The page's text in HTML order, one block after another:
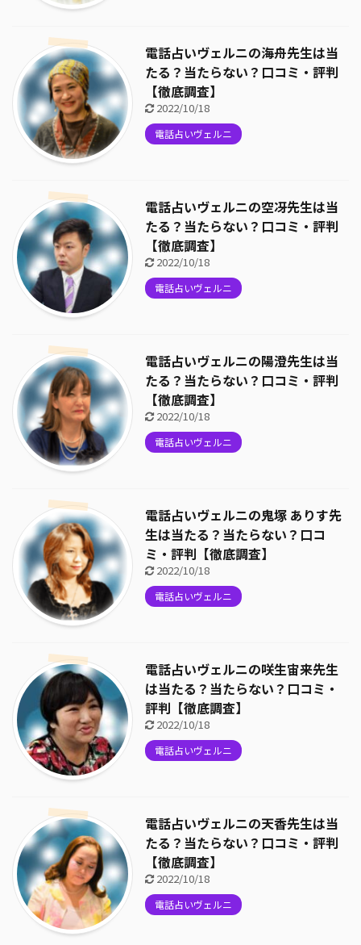
電話占いヴェルニの海舟先生は当
たる？当たらない？口コミ・評判
【徹底調査】
2022/10/18
電話占いヴェルニ
電話占いヴェルニの空冴先生は当
たる？当たらない？口コミ・評判
【徹底調査】
2022/10/18
電話占いヴェルニ
電話占いヴェルニの陽澄先生は当
たる？当たらない？口コミ・評判
【徹底調査】
2022/10/18
電話占いヴェルニ
電話占いヴェルニの鬼塚 ありす先
生は当たる？当たらない？口コ
ミ・評判【徹底調査】
2022/10/18
電話占いヴェルニ
電話占いヴェルニの咲生宙来先生
は当たる？当たらない？口コミ・
評判【徹底調査】
2022/10/18
電話占いヴェルニ
電話占いヴェルニの天香先生は当
たる？当たらない？口コミ・評判
【徹底調査】
2022/10/18
電話占いヴェルニ